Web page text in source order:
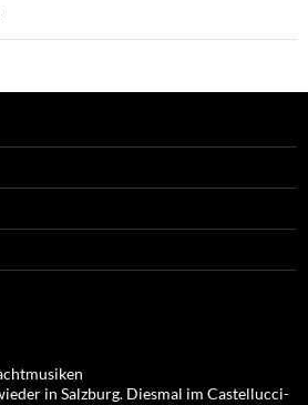
in Salzburg. Diesmal im Castellucci-